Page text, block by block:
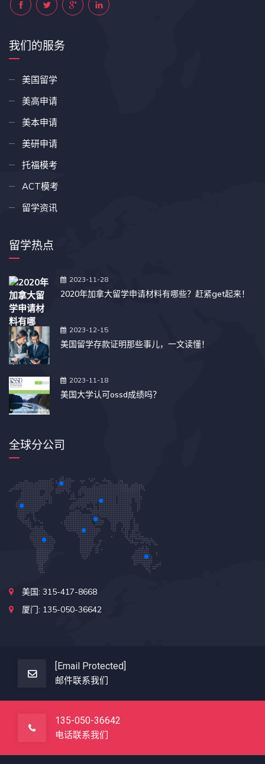
我们的服务
美国留学
美高申请
美本申请
美研申请
托福模考
ACT模考
留学资讯
留学热点
2023-11-28
2020年加拿大留学申请材料有哪些？赶紧get起来！
2023-12-15
美国留学存款证明那些事儿，一文读懂！
2023-11-18
美国大学认可ossd成绩吗？
全球分公司
美国: 315-417-8668
厦门: 135-050-36642
[email Protected]
邮件联系我们
135-050-36642
电话联系我们